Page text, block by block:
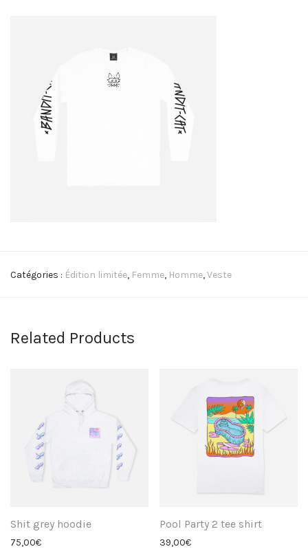
Catégories : Édition limitée, Femme, Homme,Veste
Related Products
Shit grey hoodie
75,00€
Pool Party 2 tee shirt
39,00€